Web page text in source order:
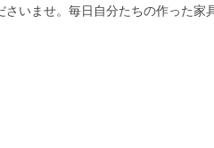
いませ。毎日自分たちの作った家